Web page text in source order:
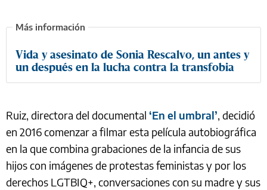
Vida y asesinato de Sonia Rescalvo, un antes y
un después en la lucha contra la transfobia
Ruiz, directora del documental ‘En el umbral’, decidió
en 2016 comenzar a filmar esta película autobiográfica
en la que combina grabaciones de la infancia de sus
hijos con imágenes de protestas feministas y por los
derechos LGTBIQ+, conversaciones con su madre y sus